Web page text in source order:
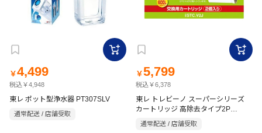
￥4,499
税込￥4,948
東レ ポット型浄水器 PT307SLV
通常配送 / 店舗受取
￥5,799
税込￥6,378
東レ トレビーノ スーパーシリーズ
カートリッジ 高除去タイプ2P
通常配送 / 店舗受取